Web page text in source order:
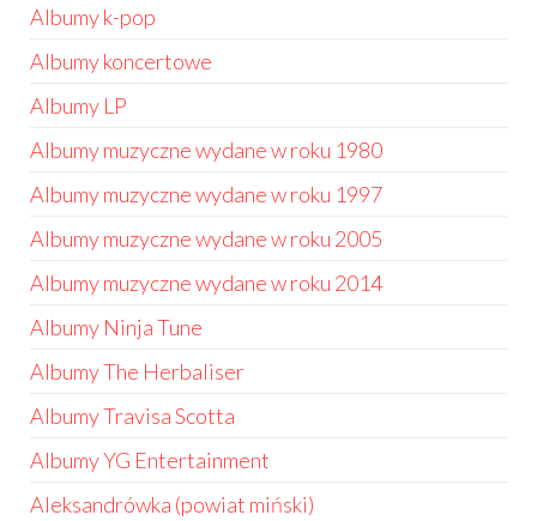
Albumy k-pop
Albumy koncertowe
Albumy LP
Albumy muzyczne wydane w roku 1980
Albumy muzyczne wydane w roku 1997
Albumy muzyczne wydane w roku 2005
Albumy muzyczne wydane w roku 2014
Albumy Ninja Tune
Albumy The Herbaliser
Albumy Travisa Scotta
Albumy YG Entertainment
Aleksandrówka (powiat miński)